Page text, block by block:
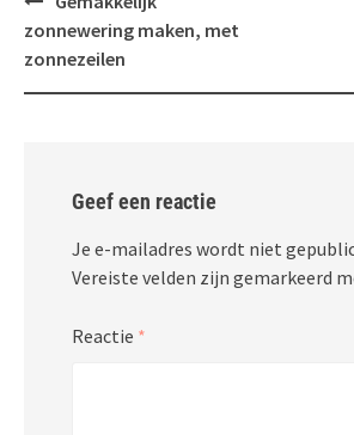
navigatie
zonnewering maken, met
zonnezeilen
Geef een reactie
Je e-mailadres wordt niet
Vereiste velden zijn gemarkeerd
Reactie *